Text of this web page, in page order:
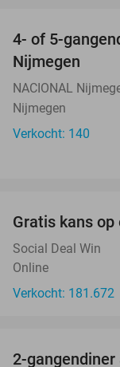
4- of 5-
Nijmegen
NACIONAL
Nijmegen
Verkocht: 140
Gratis kans
Social Deal Win
Online
Verkocht: 181.672
2-